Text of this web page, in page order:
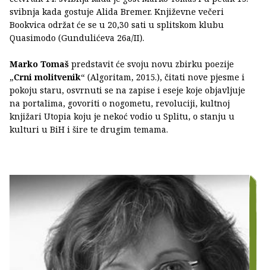
svibnja kada gostuje Alida Bremer. Književne večeri
Bookvica održat će se u 20,30 sati u splitskom klubu
Quasimodo (Gundulićeva 26a/II).
Marko Tomaš predstavit će svoju novu zbirku poezije
„Crni molitvenik“ (Algoritam, 2015.), čitati nove pjesme i
pokoju staru, osvrnuti se na zapise i eseje koje objavljuje
na portalima, govoriti o nogometu, revoluciji, kultnoj
knjižari Utopia koju je nekoć vodio u Splitu, o stanju u
kulturi u BiH i šire te drugim temama.